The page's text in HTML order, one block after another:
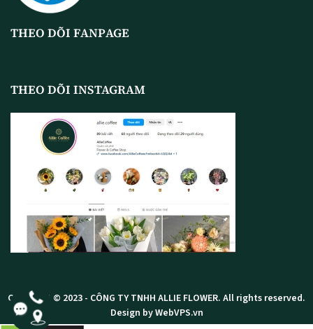
THEO DÕI FANPAGE
THEO DÕI INSTAGRAM
Copyright © 2023 - CÔNG TY TNHH ALLIE FLOWER. All rights reserved.
Design by WebVPS.vn